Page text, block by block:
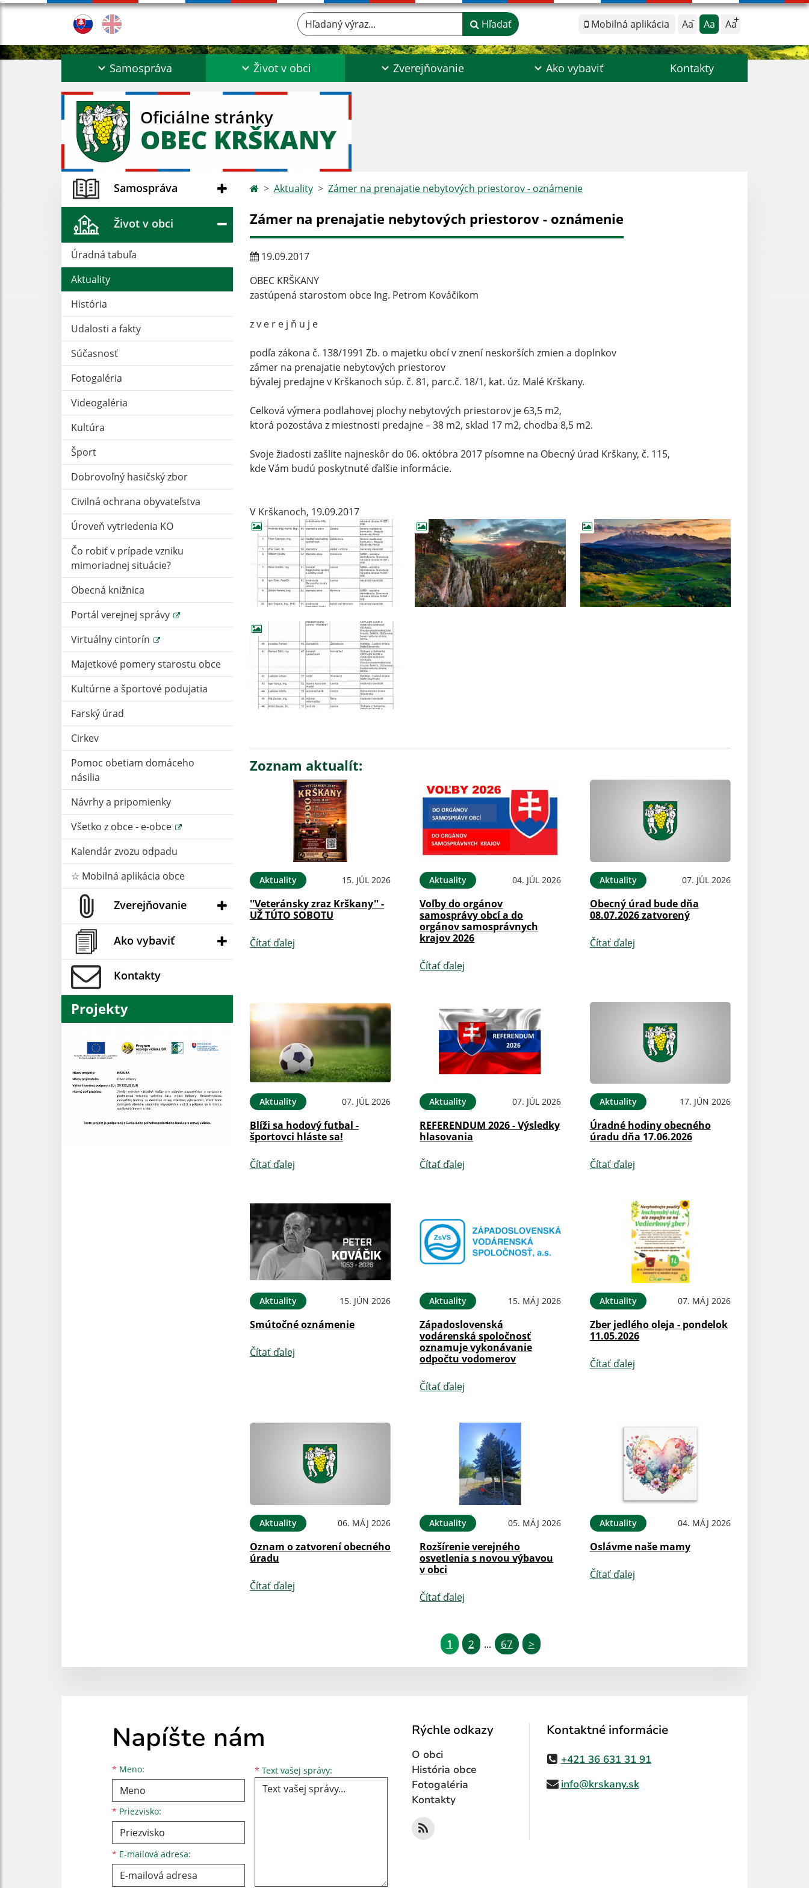
Mobilná aplikácia Aa Aa Aa
Hľadaný výraz... Hľadať
Samospráva Život v obci Zverejňovanie Ako vybaviť Kontakty
Oficiálne stránky
OBEC KRŠKANY
Samospráva
Život v obci
Úradná tabuľa
Aktuality
História
Udalosti a fakty
Súčasnosť
Fotogaléria
Videogaléria
Kultúra
Šport
Dobrovoľný hasičský zbor
Civilná ochrana obyvateľstva
Úroveň vytriedenia KO
Čo robiť v prípade vzniku
mimoriadnej situácie?
Obecná knižnica
Portál verejnej správy
Virtuálny cintorín
Majetkové pomery starostu obce
Kultúrne a športové podujatia
Farský úrad
Cirkev
Pomoc obetiam domáceho
násilia
Návrhy a pripomienky
Všetko z obce - e-obce
Kalendár zvozu odpadu
☆ Mobilná aplikácia obce
Zverejňovanie
Ako vybaviť
Kontakty
Projekty
Aktuality Zámer na prenajatie nebytových priestorov - oznámenie
Zámer na prenajatie nebytových priestorov - oznámenie
19.09.2017
OBEC KRŠKANY
zastúpená starostom obce Ing. Petrom Kováčikom
z v e r e j ň u j e
podľa zákona č. 138/1991 Zb. o majetku obcí v znení neskorších zmien a doplnkov
zámer na prenajatie nebytových priestorov
bývalej predajne v Krškanoch súp. č. 81, parc.č. 18/1, kat. úz. Malé Krškany.
Celková výmera podlahovej plochy nebytových priestorov je 63,5 m2,
ktorá pozostáva z miestnosti predajne – 38 m2, sklad 17 m2, chodba 8,5 m2.
Svoje žiadosti zašlite najneskôr do 06. októbra 2017 písomne na Obecný úrad Krškany, č. 115,
kde Vám budú poskytnuté ďalšie informácie.
V Krškanoch, 19.09.2017
Zoznam aktualít:
Aktuality 15. JÚL 2026
''Veteránsky zraz Krškany'' -
UŽ TÚTO SOBOTU
Čítať ďalej
Aktuality 04. JÚL 2026
Voľby do orgánov
samosprávy obcí a do
orgánov samosprávnych
krajov 2026
Čítať ďalej
Aktuality 07. JÚL 2026
Obecný úrad bude dňa
08.07.2026 zatvorený
Čítať ďalej
Aktuality 07. JÚL 2026
Blíži sa hodový futbal -
športovci hláste sa!
Čítať ďalej
Aktuality 07. JÚL 2026
REFERENDUM 2026 - Výsledky
hlasovania
Čítať ďalej
Aktuality 17. JÚN 2026
Úradné hodiny obecného
úradu dňa 17.06.2026
Čítať ďalej
Aktuality 15. JÚN 2026
Smútočné oznámenie
Čítať ďalej
Aktuality 15. MÁJ 2026
Západoslovenská
vodárenská spoločnosť
oznamuje vykonávanie
odpočtu vodomerov
Čítať ďalej
Aktuality 07. MÁJ 2026
Zber jedlého oleja - pondelok
11.05.2026
Čítať ďalej
Aktuality 06. MÁJ 2026
Oznam o zatvorení obecného
úradu
Čítať ďalej
Aktuality 05. MÁJ 2026
Rozšírenie verejného
osvetlenia s novou výbavou
v obci
Čítať ďalej
Aktuality 04. MÁJ 2026
Oslávme naše mamy
Čítať ďalej
1 2 ... 67 >
Napíšte nám
* Meno:
Meno
* Priezvisko:
Priezvisko
* E-mailová adresa:
E-mailová adresa * Text vašej správy: Text vašej správy...
Rýchle odkazy
O obci
História obce
Fotogaléria
Kontakty
Kontaktné informácie
+421 36 631 31 91
info@krskany.sk